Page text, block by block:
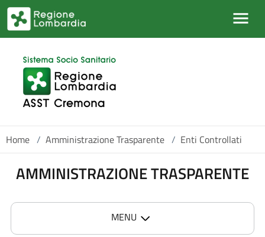
Skip to main content
Home / Amministrazione Trasparente / Enti Controllati
AMMINISTRAZIONE TRASPARENTE
MENU